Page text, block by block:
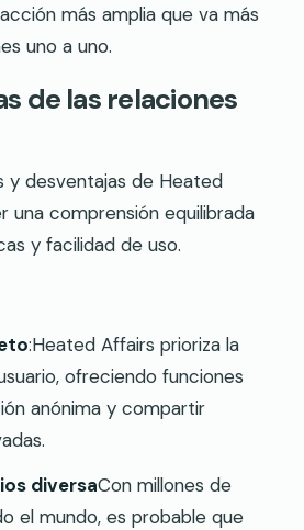
más amplia que va más
uno a uno.
de las relaciones
y desventajas de Heated
una comprensión equilibrada
y facilidad de uso.
:Heated Affairs prioriza la
ofreciendo funciones
anónima y compartir
diversaCon millones de
el mundo, es probable que